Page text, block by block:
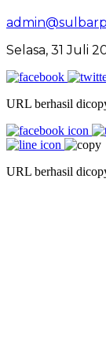
Selasa, 31 Juli
URL berhasil
URL berhasil